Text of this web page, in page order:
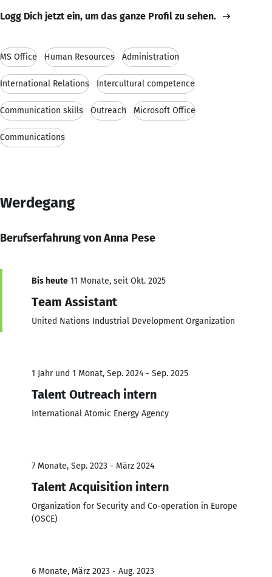
Logg Dich jetzt ein, um das ganze Profil zu sehen.
MS Office Human Resources Administration
International Relations Intercultural competence
Communication skills Outreach Microsoft Office
Communications
Werdegang
Berufserfahrung von Anna Pese
Bis heute 11 Monate, seit Okt. 2025
Team Assistant
United Nations Industrial Development Organization
1 Jahr und 1 Monat, Sep. 2024 - Sep. 2025
Talent Outreach intern
International Atomic Energy Agency
7 Monate, Sep. 2023 - März 2024
Talent Acquisition intern
Organization for Security and Co-operation in Europe
(OSCE)
6 Monate, März 2023 - Aug. 2023